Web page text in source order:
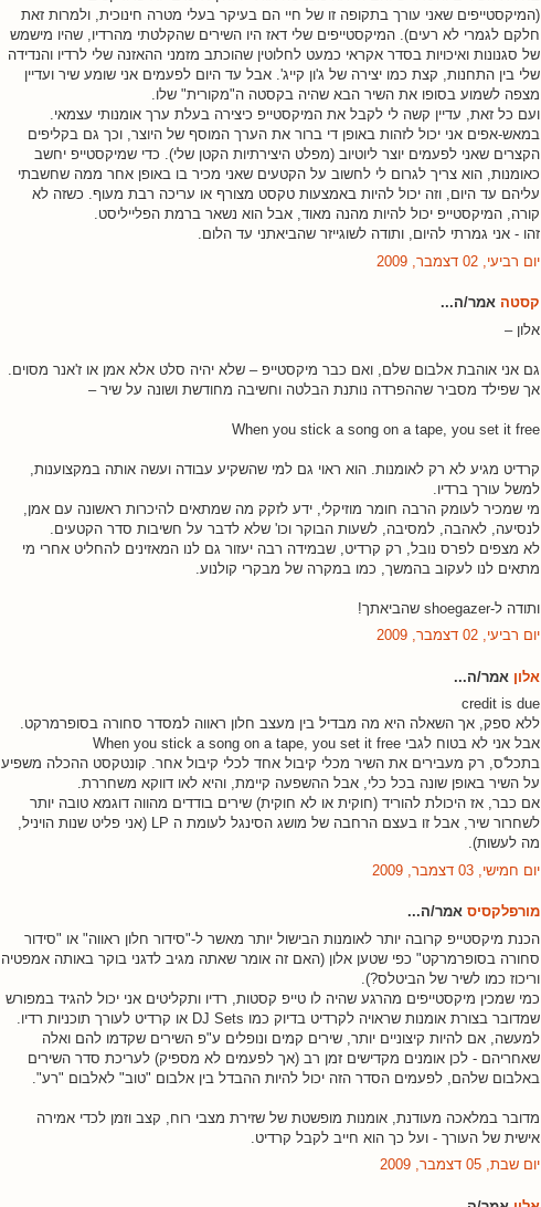
(המיקסטייפים שאני עורך בתקופה זו של חיי הם בעיקר בעלי מטרה חינוכית, ולמרות זאת
חלקם לגמרי לא רעים). המיקסטייפים שלי דאז היו השירים שהקלטתי מהרדיו, שהיו מישמש
של סגנונות ואיכויות בסדר אקראי כמעט לחלוטין שהוכתב מזמני ההאזנה שלי לרדיו והנדידה
שלי בין התחנות, קצת כמו יצירה של ג'ון קייג'. אבל עד היום לפעמים אני שומע שיר ועדיין
מצפה לשמוע בסופו את השיר הבא שהיה בקסטה ה"מקורית" שלו.
ועם כל זאת, עדיין קשה לי לקבל את המיקסטייפ כיצירה בעלת ערך אומנותי עצמאי.
במאש-אפים אני יכול לזהות באופן די ברור את הערך המוסף של היוצר, וכך גם בקליפים
הקצרים שאני לפעמים יוצר ליוטיוב (מפלט היצירתיות הקטן שלי). כדי שמיקסטייפ יחשב
כאומנות, הוא צריך לגרום לי לחשוב על הקטעים שאני מכיר בו באופן אחר ממה שחשבתי
עליהם עד היום, וזה יכול להיות באמצעות טקסט מצורף או עריכה רבת מעוף. כשזה לא
קורה, המיקסטייפ יכול להיות מהנה מאוד, אבל הוא נשאר ברמת הפלייליסט.
זהו - אני גמרתי להיום, ותודה לשוגייזר שהביאתני עד הלום.
יום רביעי, 02 דצמבר, 2009
קסטה אמר/ה...
אלון –
גם אני אוהבת אלבום שלם, ואם כבר מיקסטייפ – שלא יהיה סלט אלא אמן או ז'אנר מסוים.
אך שפילד מסביר שההפרדה נותנת הבלטה וחשיבה מחודשת ושונה על שיר –
When you stick a song on a tape, you set it free
קרדיט מגיע לא רק לאומנות. הוא ראוי גם למי שהשקיע עבודה ועשה אותה במקצוענות,
למשל עורך ברדיו.
מי שמכיר לעומק הרבה חומר מוזיקלי, ידע לזקק מה שמתאים להיכרות ראשונה עם אמן,
לנסיעה, לאהבה, למסיבה, לשעות הבוקר וכו' שלא לדבר על חשיבות סדר הקטעים.
לא מצפים לפרס נובל, רק קרדיט, שבמידה רבה יעזור גם לנו המאזינים להחליט אחרי מי
מתאים לנו לעקוב בהמשך, כמו במקרה של מבקרי קולנוע.
ותודה ל-shoegazer שהביאתך!
יום רביעי, 02 דצמבר, 2009
אלון אמר/ה...
credit is due
ללא ספק, אך השאלה היא מה מבדיל בין מעצב חלון ראווה למסדר סחורה בסופרמרקט.
אבל אני לא בטוח לגבי When you stick a song on a tape, you set it free
בתכל'ס, רק מעבירים את השיר מכלי קיבול אחד לכלי קיבול אחר. קונטקסט ההכלה משפיע
על השיר באופן שונה בכל כלי, אבל ההשפעה קיימת, והיא לאו דווקא משחררת.
אם כבר, אז היכולת להוריד (חוקית או לא חוקית) שירים בודדים מהווה דוגמא טובה יותר
לשחרור שיר, אבל זו בעצם הרחבה של מושג הסינגל לעומת ה LP (אני פליט שנות הויניל,
מה לעשות).
יום חמישי, 03 דצמבר, 2009
מורפלקסיס אמר/ה...
הכנת מיקסטייפ קרובה יותר לאומנות הבישול יותר מאשר ל-"סידור חלון ראווה" או "סידור
סחורה בסופרמרקט" כפי שטען אלון (האם זה אומר שאתה מגיב לדגני בוקר באותה אמפטיה
וריכוז כמו לשיר של הביטלס?).
כמי שמכין מיקסטייפים מהרגע שהיה לו טייפ קסטות, רדיו ותקליטים אני יכול להגיד במפורש
שמדובר בצורת אומנות שראויה לקרדיט בדיוק כמו DJ Sets או קרדיט לעורך תוכניות רדיו.
למעשה, אם להיות קיצוניים יותר, שירים קמים ונופלים ע"פ השירים שקדמו להם ואלה
שאחריהם - לכן אומנים מקדישים זמן רב (אך לפעמים לא מספיק) לעריכת סדר השירים
באלבום שלהם, לפעמים הסדר הזה יכול להיות ההבדל בין אלבום "טוב" לאלבום "רע".
מדובר במלאכה מעודנת, אומנות מופשטת של שזירת מצבי רוח, קצב וזמן לכדי אמירה
אישית של העורך - ועל כך הוא חייב לקבל קרדיט.
יום שבת, 05 דצמבר, 2009